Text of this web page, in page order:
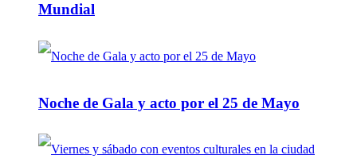
Mundial
Noche de Gala y acto por el 25 de Mayo